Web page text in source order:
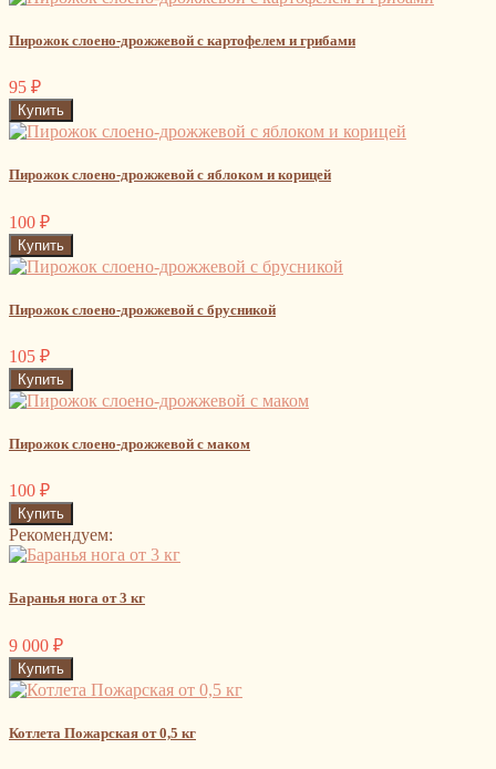
Пирожок слоено-дрожжевой с картофелем и грибами
95 ₽
Пирожок слоено-дрожжевой с яблоком и корицей
100 ₽
Пирожок слоено-дрожжевой с брусникой
105 ₽
Пирожок слоено-дрожжевой с маком
100 ₽
Рекомендуем:
Баранья нога от 3 кг
9 000 ₽
Котлета Пожарская от 0,5 кг